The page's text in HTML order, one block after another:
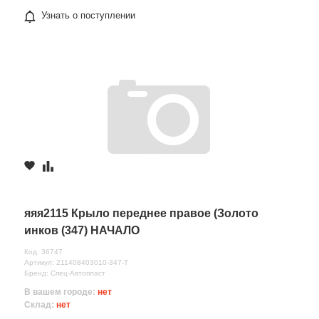
Узнать о поступлении
яяя2115 Крыло переднее правое (Золото
инков (347) НАЧАЛО
Код: 36747
Артикул: 211408403010-347-T
Бренд: Спец-Автопласт
В вашем городе: нет
Склад: нет